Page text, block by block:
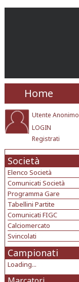
Home
Utente Anonimo
LOGIN
Registrati
Società
Elenco Società
Comunicati Società
Programma Gare
Tabellini Partite
Comunicati FIGC
Calciomercato
Svincolati
Campionati
Loading...